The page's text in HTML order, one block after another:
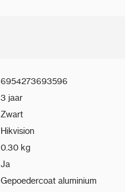
6954273693596
3 jaar
Zwart
Hikvision
0.30 kg
Ja
Gepoedercoat aluminium